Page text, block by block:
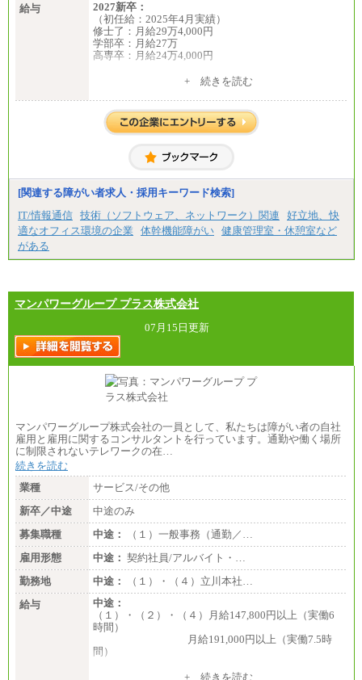
給与
2027新卒：
（初任給：2025年4月実績）
修士了：月給29万4,000円
学部卒：月給27万
高専卒：月給24万4,000円
月給 250,000円～350,000円
想定年収 420万円～600万円
入社時の処遇（基本給・賞与）は経験・スキルを考
経験・スキルによっては、記載額を超える場合もあ
※試用期間中も給与に変更はございません。
+ 続きを読む
[関連する障がい者求人・採用キーワード検索]
IT/情報通信 技術（ソフトウェア、ネットワーク）関連
好立地、快
適なオフィス環境の企業
体幹機能障がい 健康管理室・休憩室など
がある
マンパワーグループ プラス株式会社
07月15日更新
マンパワーグループ株式会社の一員として、私たちは障がい者の自社
雇用と雇用に関するコンサルタントを行っています。通勤や働く場所
に制限されないテレワークの在…
続きを読む
業種
サービス/その他
新卒／中途
中途のみ
募集職種
中途：
（１）一般事務（通勤／…
雇用形態
中途： 契約社員/アルバイト・…
勤務地
中途：
（１）・（４）立川本社…
給与
中途：
（１）・（２）・（４）月給147,800円以上（実働6
時間）
月給191,000円以上（実働7.5時
間）
（３）月給191,000円以上（実働7.5時間）
+ 続きを読む